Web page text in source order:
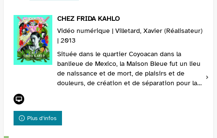
CHEZ FRIDA KAHLO
Vidéo numérique | Villetard, Xavier (Réalisateur)
| 2013
Située dans le quartier Coyoacan dans la
banlieue de Mexico, la Maison Bleue fut un lieu
de naissance et de mort, de plaisirs et de
douleurs, de création et de séparation pour la
Plus d'infos